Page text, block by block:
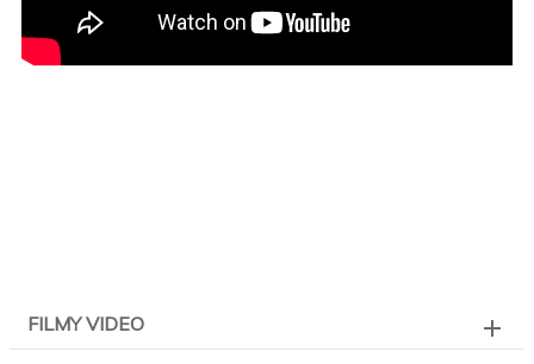
FILMY VIDEO